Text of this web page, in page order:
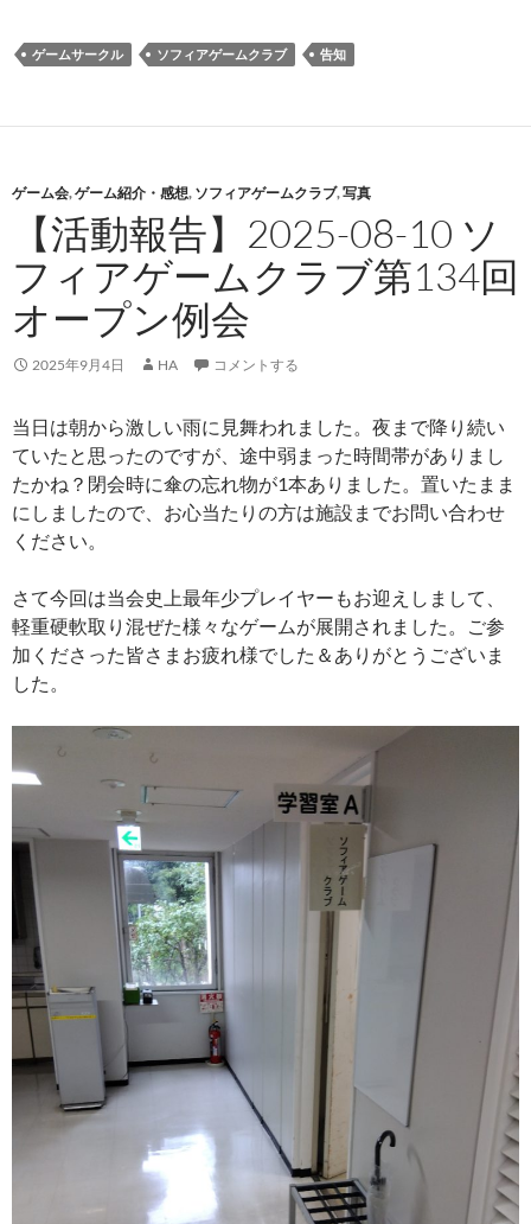
ゲームサークル ソフィアゲームクラブ 告知
ゲーム会,ゲーム紹介・感想, ソフィアゲームクラブ,写真
【活動報告】2025-08-10 ソ
フィアゲームクラブ第134回
オープン例会
2025年9月4日 HA コメントする
当日は朝から激しい雨に見舞われました。夜まで降り続い
ていたと思ったのですが、途中弱まった時間帯がありまし
たかね？閉会時に傘の忘れ物が1本ありました。置いたまま
にしましたので、お心当たりの方は施設までお問い合わせ
ください。
さて今回は当会史上最年少プレイヤーもお迎えしまして、
軽重硬軟取り混ぜた様々なゲームが展開されました。ご参
加くださった皆さまお疲れ様でした＆ありがとうございま
した。